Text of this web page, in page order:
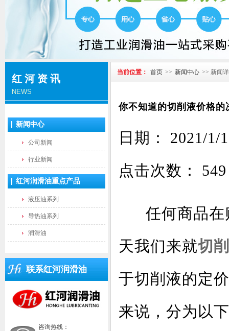
红河资讯
NEWS
新闻中心
公司新闻
行业新闻
红河润滑油重点产品
液压油系列
导热油系列
润滑油
联系红河润滑油
咨询热线：
当前位置： 首页 >> 新闻中心 >> 新闻
你不知道的切削液价格的
日期： 2021/
点击次数： 549
任何商品在
天我们来就切
于切削液的定
来说，分为以